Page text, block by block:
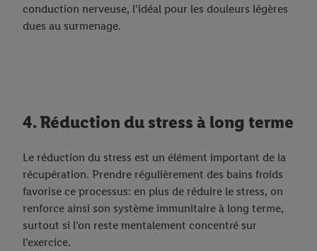
conduction nerveuse, l’idéal pour les douleurs légères
dues au surmenage.
4. Réduction du stress à long terme
Le réduction du stress est un élément important de la
récupération. Prendre régulièrement des bains froids
favorise ce processus: en plus de réduire le stress, on
renforce ainsi son système immunitaire à long terme,
surtout si l’on reste mentalement concentré sur
l’exercice.